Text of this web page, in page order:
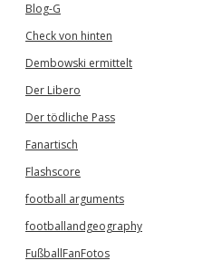
Blog-G
Check von hinten
Dembowski ermittelt
Der Libero
Der tödliche Pass
Fanartisch
Flashscore
football arguments
footballandgeography
FußballFanFotos